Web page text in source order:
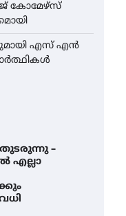
കോമേഴ്‌സ്
എസ് എൻ
–
എല്ലാ